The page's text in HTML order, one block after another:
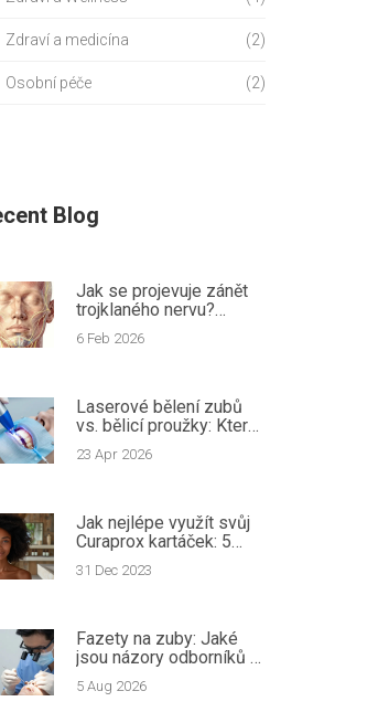
Zdraví a medicína (2)
Osobní péče (2)
Blog
Jak se projevuje zánět
trojklaného nervu?
Příznaky a léčba bolesti
předních zubů
6 Feb 2026
Laserové bělení zubů
vs. bělicí proužky: Která
metoda je pro vás lepší?
23 Apr 2026
Jak nejlépe využít svůj
Curaprox kartáček: 5
propracovaných tipů
31 Dec 2023
Fazety na zuby: Jaké
jsou názory odborníků a
co vědět před
rozhodnutím
5 Aug 2026